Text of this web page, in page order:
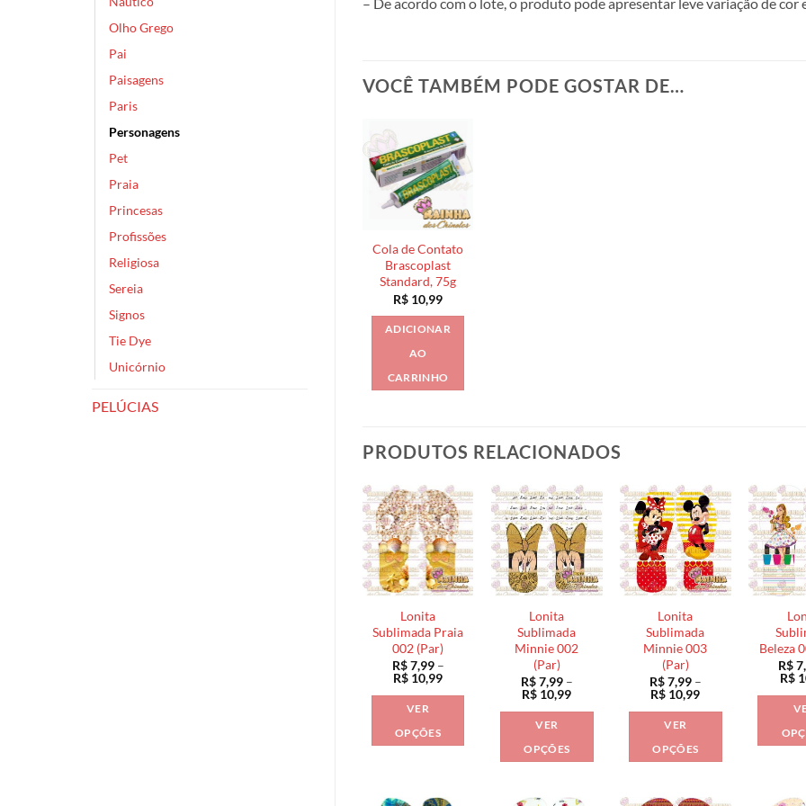
Olho Grego
Pai
Paisagens
Paris
Personagens
Pet
Praia
Princesas
Profissões
Religiosa
Sereia
Signos
Tie Dye
Unicórnio
PELÚCIAS
VOCÊ TAMBÉM PODE GOSTAR DE…
Cola de Contato
Brascoplast
Standard, 75g
R$ 10,99
ADICIONAR
AO
CARRINHO
PRODUTOS RELACIONADOS
Lonita
Sublimada Praia
002 (Par)
R$7,99 –
R$ 10,99Faixa
VER
OPÇÕES
tem
Lonita
Sublimada
Minnie 002
(Par)
R$7,99 –
R$ 10,99Faixa
VER
OPÇÕES
Lonita
Sublimada
Minnie 003
(Par)
R$7,99 –
R$ 10,99Faixa
VER
OPÇÕES
Beleza
R$
R$